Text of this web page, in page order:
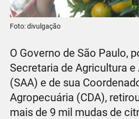
Foto: divulgação
O Governo de São Paulo,
Secretaria de Agricultura
(SAA) e de sua
Agropecuária (CDA),
mais de 9 mil mudas de